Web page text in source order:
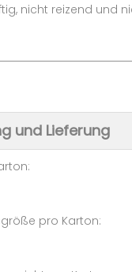
nicht reizend und
und Lieferung
pro
pro